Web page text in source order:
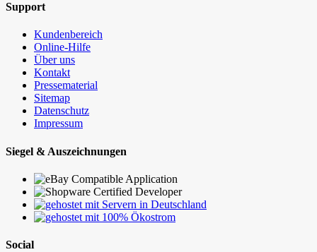
Support
Kundenbereich
Online-Hilfe
Über uns
Kontakt
Pressematerial
Sitemap
Datenschutz
Impressum
Siegel & Auszeichnungen
Social